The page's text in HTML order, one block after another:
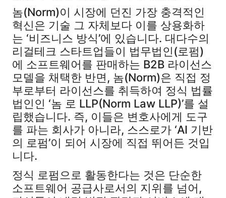
놈(Norm)이 시장에 던진 가장 충격적인
혁신은 기술 그 자체보다 이를 상용화하
는 ‘비즈니스 방식’에 있습니다. 대다수의
리걸테크 스타트업들이 법무법인(로펌)
에 소프트웨어를 판매하는 B2B 라이선스
모델을 채택한 반면, 놈(Norm)은 직접 정
부로부터 라이선스를 취득하여 정식 법률
법인인 ‘놈 로 LLP(Norm Law LLP)’를 설
립했습니다. 즉, 이들은 변호사에게 도구
를 파는 회사가 아니라, 스스로가 ‘AI 기반
의 로펌’이 되어 시장에 직접 뛰어든 것입
니다.
정식 로펌으로 활동한다는 것은 단순한
소프트웨어 공급사로서의 지위를 넘어,